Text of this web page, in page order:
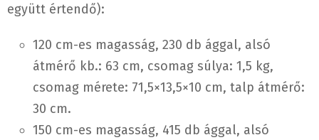
együtt értendő):
120 cm-es magasság, 230 db ággal, alsó
átmérő kb.: 63 cm, csomag súlya: 1,5 kg,
csomag mérete: 71,5×13,5×10 cm, talp átmérő:
30 cm.
150 cm-es magasság, 415 db ággal, alsó